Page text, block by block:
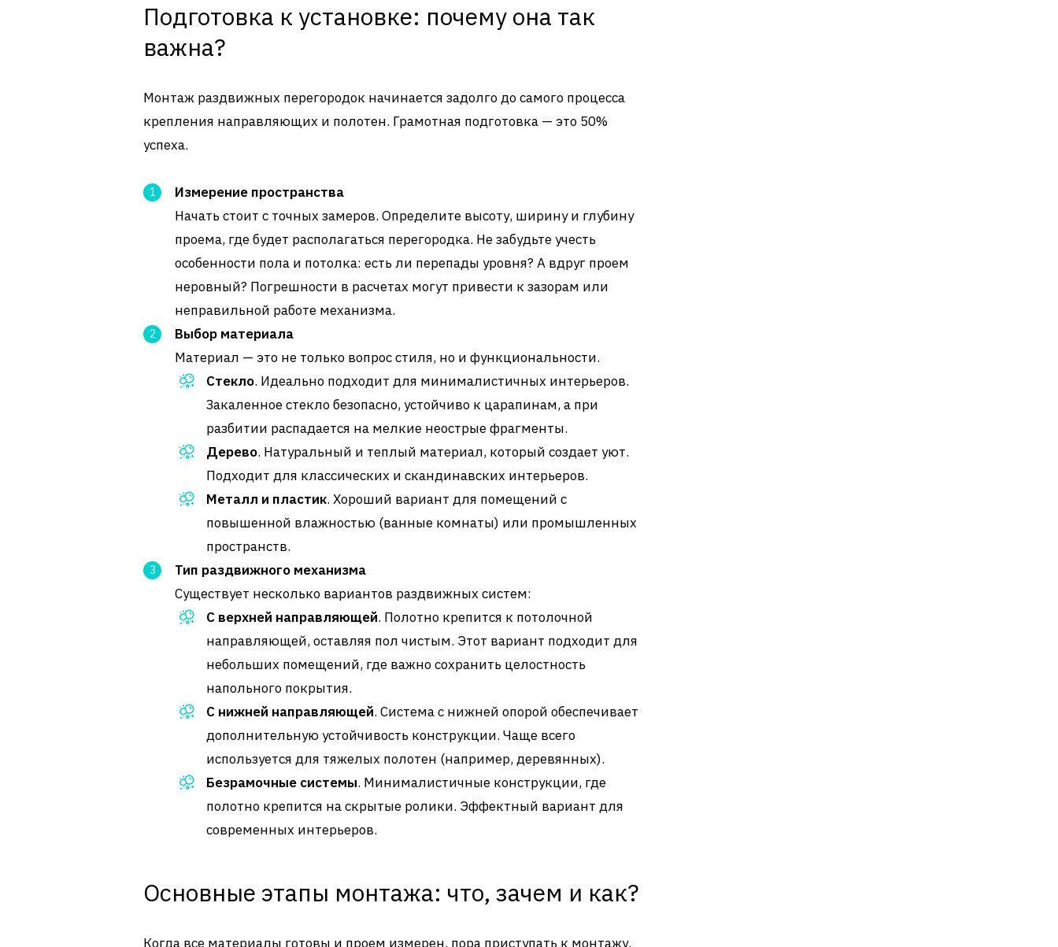
Подготовка к установке: почему она так
важна?
Монтаж раздвижных перегородок начинается задолго до самого процесса
крепления направляющих и полотен. Грамотная подготовка — это 50%
успеха.
Измерение пространства
Начать стоит с точных замеров. Определите высоту, ширину и глубину
проема, где будет располагаться перегородка. Не забудьте учесть
особенности пола и потолка: есть ли перепады уровня? А вдруг проем
неровный? Погрешности в расчетах могут привести к зазорам или
неправильной работе механизма.
Выбор материала
Материал — это не только вопрос стиля, но и функциональности.
Стекло. Идеально подходит для минималистичных интерьеров.
Закаленное стекло безопасно, устойчиво к царапинам, а при
разбитии распадается на мелкие неострые фрагменты.
Дерево. Натуральный и теплый материал, который создает уют.
Подходит для классических и скандинавских интерьеров.
Металл и пластик. Хороший вариант для помещений с
повышенной влажностью (ванные комнаты) или промышленных
пространств.
Тип раздвижного механизма
Существует несколько вариантов раздвижных систем:
С верхней направляющей. Полотно крепится к потолочной
направляющей, оставляя пол чистым. Этот вариант подходит для
небольших помещений, где важно сохранить целостность
напольного покрытия.
С нижней направляющей. Система с нижней опорой обеспечивает
дополнительную устойчивость конструкции. Чаще всего
используется для тяжелых полотен (например, деревянных).
Безрамочные системы. Минималистичные конструкции, где
полотно крепится на скрытые ролики. Эффектный вариант для
современных интерьеров.
Основные этапы монтажа: что, зачем и как?
Когда все материалы готовы и проем измерен, пора приступать к монтажу.